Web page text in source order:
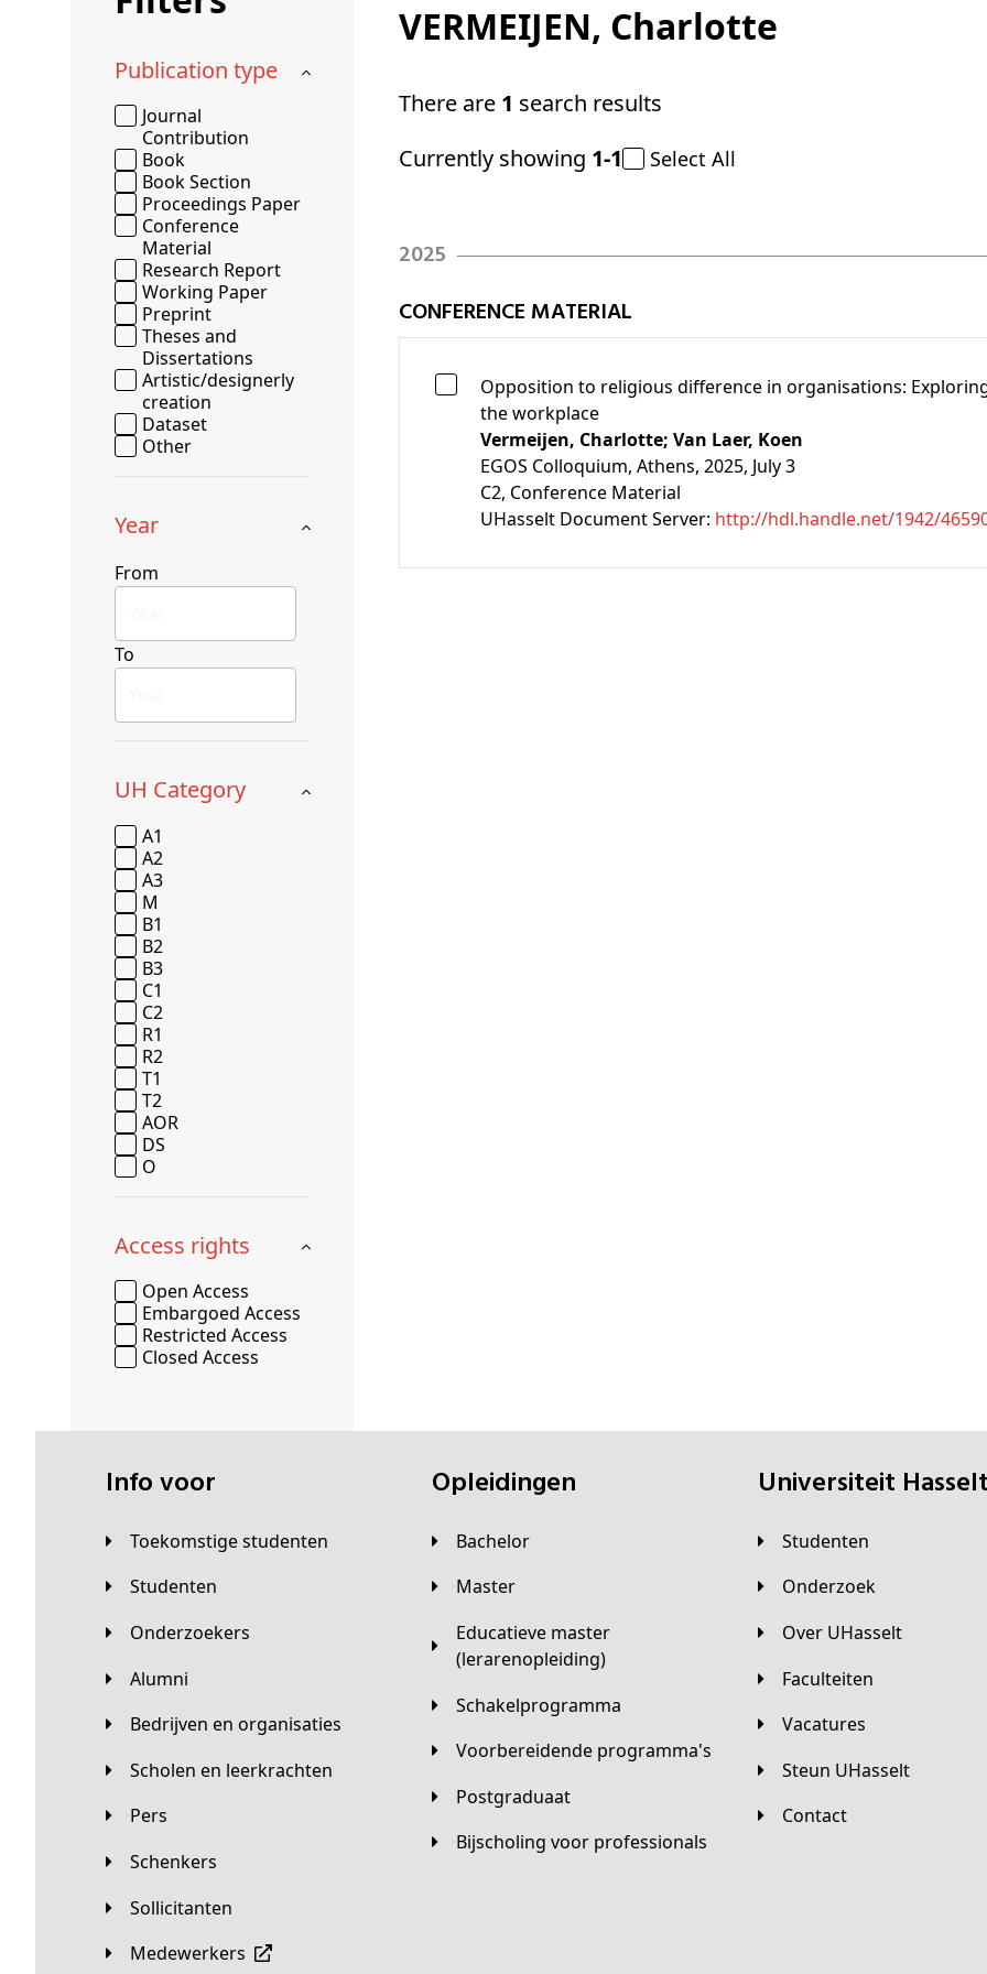
Schenkers
Publication type
Journal
Contribution
Book
Book Section
Proceedings Paper
Conference
Material
Research Report
Working Paper
Preprint
Theses and
Dissertations
Artistic/designerly
creation
Dataset
Other
Year
From
To
UH Category
A1
A2
A3
M
B1
B2
B3
C1
C2
R1
R2
T1
T2
AOR
DS
O
Access rights
Open Access
Embargoed Access
Restricted Access
Closed Access
VERMEIJEN, Charlotte
There are 1 search results
Currently showing 1-1 Select All
2025
CONFERENCE MATERIAL
Opposition to religious difference in organisations:
the workplace
Vermeijen, Charlotte; Van Laer, Koen
EGOS Colloquium, Athens, 2025, July 3
C2, Conference Material
UHasselt Document Server: http://hdl.handle.net/1942/
Info voor
Toekomstige studenten
Studenten
Onderzoekers
Alumni
Bedrijven en organisaties
Scholen en leerkrachten
Pers
Schenkers
Sollicitanten
Medewerkers
Opleidingen
Bachelor
Master
Educatieve master
(lerarenopleiding)
Schakelprogramma
Voorbereidende programma's
Postgraduaat
Bijscholing voor professionals
universiteit
Studenten
Onderzoek
Over UHasselt
Faculteiten
Vacatures
Steun UHasselt
Contact